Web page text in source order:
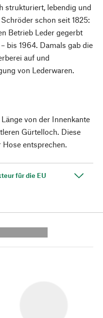
strukturiert, lebendig und
schon seit 1825:
Betrieb Leder gegerbt
bis 1964. Damals gab die
auf und
von Lederwaren.
von der Innenkante
Gürtelloch. Diese
entsprechen.
für die EU